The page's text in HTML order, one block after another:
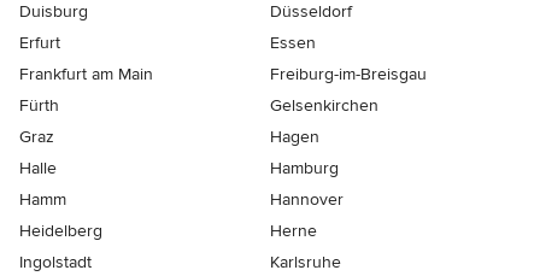
Duisburg
Düsseldorf
Erfurt
Essen
Frankfurt am Main
Freiburg-im-Breisgau
Fürth
Gelsenkirchen
Graz
Hagen
Halle
Hamburg
Hamm
Hannover
Heidelberg
Herne
Ingolstadt
Karlsruhe